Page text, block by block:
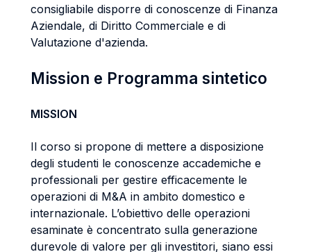
consigliabile disporre di conoscenze di Finanza
Aziendale, di Diritto Commerciale e di
Valutazione d'azienda.
Mission e Programma sintetico
MISSION
Il corso si propone di mettere a disposizione
degli studenti le conoscenze accademiche e
professionali per gestire efficacemente le
operazioni di M&A in ambito domestico e
internazionale. L’obiettivo delle operazioni
esaminate è concentrato sulla generazione
durevole di valore per gli investitori, siano essi